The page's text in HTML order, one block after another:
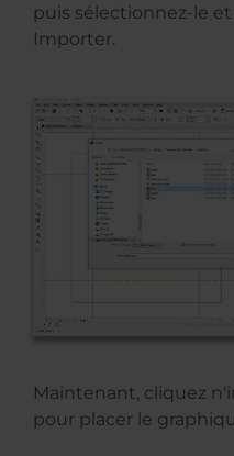
puis sélectionnez-le
Importer.
Maintenant, cliquez
pour placer le